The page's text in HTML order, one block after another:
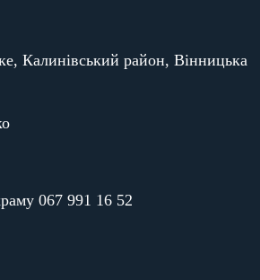
Калинівський район, Вінницька
067 991 16 52